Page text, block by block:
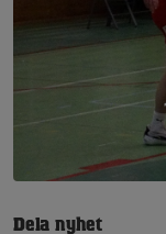
Dela nyhet